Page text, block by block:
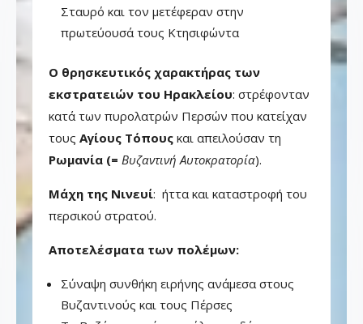
Σταυρό και τον μετέφεραν στην
πρωτεύουσά τους Κτησιφώντα
Ο θρησκευτικός χαρακτήρας των
εκστρατειών του Ηρακλείου: στρέφονταν
κατά των πυρολατρών Περσών που κατείχαν
τουςΑγίους Τόπους και απειλούσαν τη
Ρωμανία (= Βυζαντινή Αυτοκρατορία).
Μάχη της Νινευί: ήττα και καταστροφή του
περσικού στρατού.
Αποτελέσματα των πολέμων:
Σύναψη συνθήκη ειρήνης ανάμεσα στους
Βυζαντινούς και τους Πέρσες